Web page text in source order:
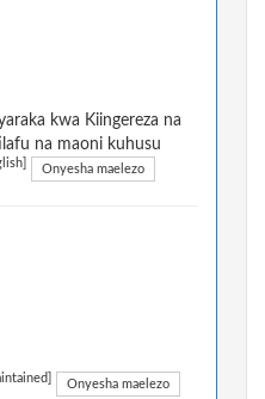
kwa Kiingereza na
na maoni kuhusu
Onyesha maelezo
Onyesha maelezo